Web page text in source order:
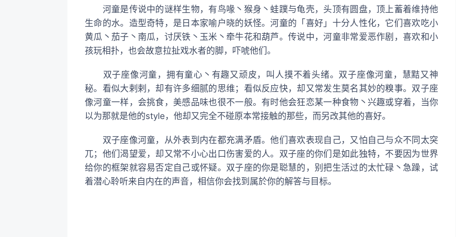
河童是传说中的谜样生物，有鸟喙丶猴身丶蛙蹼与龟壳，头顶有圆盘，顶上蓄着维持他
生命的水。造型奇特，是日本家喻户晓的妖怪。河童的「喜好」十分人性化，它们喜欢吃小
黄瓜丶茄子丶南瓜，讨厌铁丶玉米丶牵牛花和葫芦。传说中，河童非常爱恶作剧，喜欢和小
孩玩相扑，也会故意拉扯戏水者的脚，吓唬他们。
双子座像河童，拥有童心丶有趣又顽皮，叫人摸不着头绪。双子座像河童，慧黠又神
秘。看似大剌剌，却有许多细腻的思维；看似反应快，却又常发生莫名其妙的糗事。双子座
像河童一样，会挑食，美感品味也很不一般。有时他会狂恋某一种食物丶兴趣或穿着，当你
以为那就是他的style，他却又完全不碰原本常接触的那些，而另改其他的喜好。
双子座像河童，从外表到内在都充满矛盾。他们喜欢表现自己，又怕自己与众不同太突
兀；他们渴望爱，却又常不小心出口伤害爱的人。双子座的你们是如此独特，不要因为世界
给你的框架就容易否定自己或怀疑。双子座的你是聪慧的，别把生活过的太忙碌丶急躁，试
着潜心聆听来自内在的声音，相信你会找到属於你的解答与目标。